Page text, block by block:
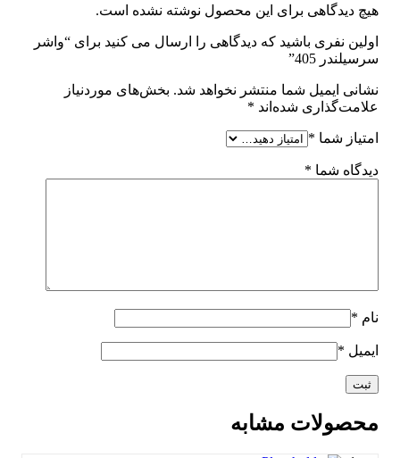
برای این محصول نوشته نشده است.
باشید که دیدگاهی را ارسال می کنید برای “واشر
شما منتشر نخواهد شد.
بخش‌های موردنیاز
شده‌اند*
*
شما*
مشابه